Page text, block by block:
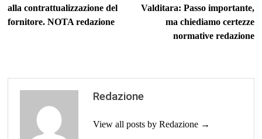
alla contrattualizzazione del
fornitore. NOTA redazione
Valditara: Passo importante,
ma chiediamo certezze
normative redazione
Redazione
View all posts by Redazione →